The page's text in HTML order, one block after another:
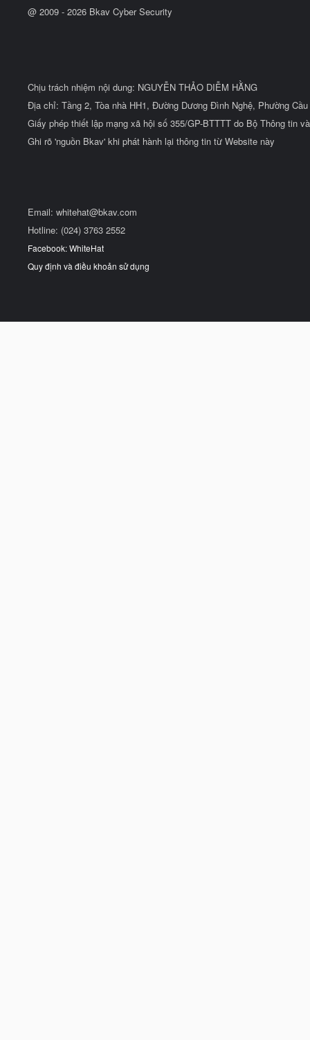
@ 2009 - 2026 Bkav Cyber Security
Chịu trách nhiệm nội dung: NGUYỄN THẢO DIỄM HẰNG
Địa chỉ: Tầng 2, Tòa nhà HH1, Đường Dương Đình Nghệ, Phường
Giấy phép thiết lập mạng xã hội số 355/GP-BTTTT do Bộ Thông tin
Ghi rõ 'nguồn Bkav' khi phát hành lại thông tin từ Website này
Email: whitehat@bkav.com
Hotline: (024) 3763 2552
Facebook: WhiteHat
Quy định và điều khoản sử dụng